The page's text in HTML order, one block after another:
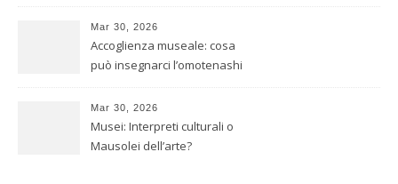
Mar 30, 2026
Accoglienza museale: cosa
può insegnarci l’omotenashi
Mar 30, 2026
Musei: Interpreti culturali o
Mausolei dell’arte?